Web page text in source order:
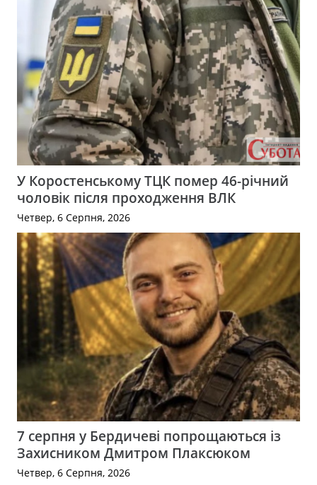
У Коростенському ТЦК помер 46-річний
чоловік після проходження ВЛК
Четвер, 6 Серпня, 2026
7 серпня у Бердичеві попрощаються із
Захисником Дмитром Плаксюком
Четвер, 6 Серпня, 2026